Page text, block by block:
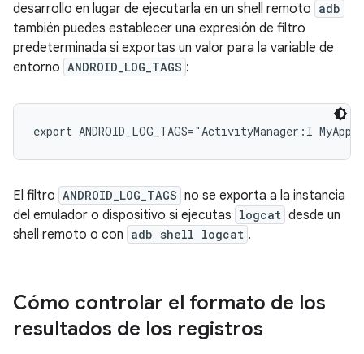
desarrollo en lugar de ejecutarla en un shell remoto adb
también puedes establecer una expresión de filtro
predeterminada si exportas un valor para la variable de
entorno ANDROID_LOG_TAGS :
El filtro ANDROID_LOG_TAGS no se exporta a la instancia
del emulador o dispositivo si ejecutas logcat desde un
shell remoto o con adb shell logcat .
Cómo controlar el formato de los
resultados de los registros